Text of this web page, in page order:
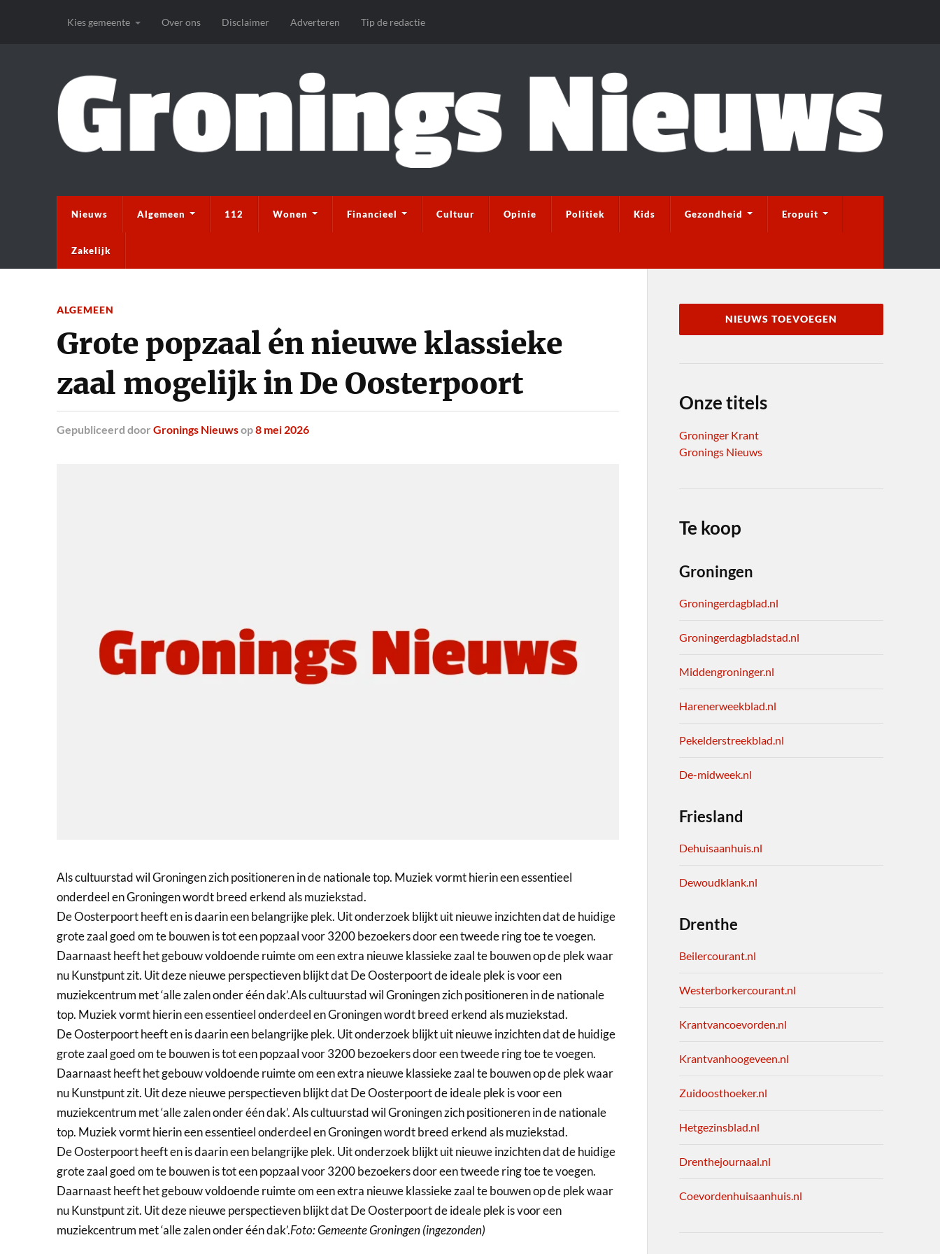
Kies gemeente Over ons Disclaimer Adverteren Tip de redactie
Nieuws Algemeen 112 Wonen Financieel Cultuur Opinie Politiek Kids Gezondheid Eropuit
Zakelijk
ALGEMEEN
Grote popzaal én nieuwe klassieke
zaal mogelijk in De Oosterpoort
Gepubliceerd door Gronings Nieuwsop8 mei 2026
Als cultuurstad wil Groningen zich positioneren in de nationale top. Muziek vormt hierin een essentieel
onderdeel en Groningen wordt breed erkend als muziekstad.
De Oosterpoort heeft en is daarin een belangrijke plek. Uit onderzoek blijkt uit nieuwe inzichten dat de huidige
grote zaal goed om te bouwen is tot een popzaal voor 3200 bezoekers door een tweede ring toe te voegen.
Daarnaast heeft het gebouw voldoende ruimte om een extra nieuwe klassieke zaal te bouwen op de plek waar
nu Kunstpunt zit. Uit deze nieuwe perspectieven blijkt dat De Oosterpoort de ideale plek is voor een
muziekcentrum met ‘alle zalen onder één dak’.Als cultuurstad wil Groningen zich positioneren in de nationale
top. Muziek vormt hierin een essentieel onderdeel en Groningen wordt breed erkend als muziekstad.
De Oosterpoort heeft en is daarin een belangrijke plek. Uit onderzoek blijkt uit nieuwe inzichten dat de huidige
grote zaal goed om te bouwen is tot een popzaal voor 3200 bezoekers door een tweede ring toe te voegen.
Daarnaast heeft het gebouw voldoende ruimte om een extra nieuwe klassieke zaal te bouwen op de plek waar
nu Kunstpunt zit. Uit deze nieuwe perspectieven blijkt dat De Oosterpoort de ideale plek is voor een
muziekcentrum met ‘alle zalen onder één dak’. Als cultuurstad wil Groningen zich positioneren in de nationale
top. Muziek vormt hierin een essentieel onderdeel en Groningen wordt breed erkend als muziekstad.
De Oosterpoort heeft en is daarin een belangrijke plek. Uit onderzoek blijkt uit nieuwe inzichten dat de huidige
grote zaal goed om te bouwen is tot een popzaal voor 3200 bezoekers door een tweede ring toe te voegen.
Daarnaast heeft het gebouw voldoende ruimte om een extra nieuwe klassieke zaal te bouwen op de plek waar
nu Kunstpunt zit. Uit deze nieuwe perspectieven blijkt dat De Oosterpoort de ideale plek is voor een
muziekcentrum met ‘alle zalen onder één dak’.Foto: Gemeente Groningen (ingezonden)
NIEUWS TOEVOEGEN
Onze titels
Groninger Krant
Gronings Nieuws
Te koop
Groningen
Groningerdagblad.nl
Groningerdagbladstad.nl
Middengroninger.nl
Harenerweekblad.nl
Pekelderstreekblad.nl
De-midweek.nl
Friesland
Dehuisaanhuis.nl
Dewoudklank.nl
Drenthe
Beilercourant.nl
Westerborkercourant.nl
Krantvancoevorden.nl
Krantvanhoogeveen.nl
Zuidoosthoeker.nl
Hetgezinsblad.nl
Drenthejournaal.nl
Coevordenhuisaanhuis.nl